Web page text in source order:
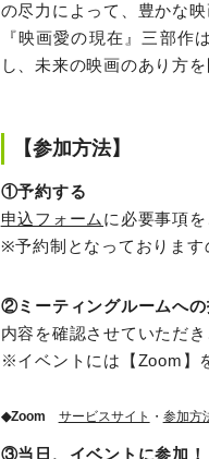
の尽力によって、豊かな
『映画愛の現在』三部作
し、未来の映画のあり方
【参加方法】
①予約する
申込フォーム に必要事項
※予約制となっております
②ミーティングルームへの
内容を確認させていただ
※イベントには【Zoom】
◆Zoom サービスサイト ・ 参加方
③当日、イベントに参加！